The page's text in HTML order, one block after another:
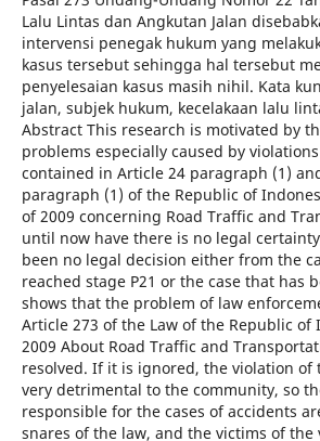
Lalu Lintas dan Angkutan Jalan
intervensi penegak hukum yang
kasus tersebut sehingga hal tersebut
penyelesaian kasus masih nihil. Kata
jalan, subjek hukum, kecelakaan lalu
Abstract This research is motivated by
problems especially caused by
contained in Article 24 paragraph (1)
paragraph (1) of the Republic of
of 2009 concerning Road Traffic and
until now have there is no legal
been no legal decision either from the
reached stage P21 or the case that has
shows that the problem of law
Article 273 of the Law of the Republic of
2009 About Road Traffic and
resolved. If it is ignored, the violation
very detrimental to the community, so
responsible for the cases of accidents
snares of the law, and the victims of